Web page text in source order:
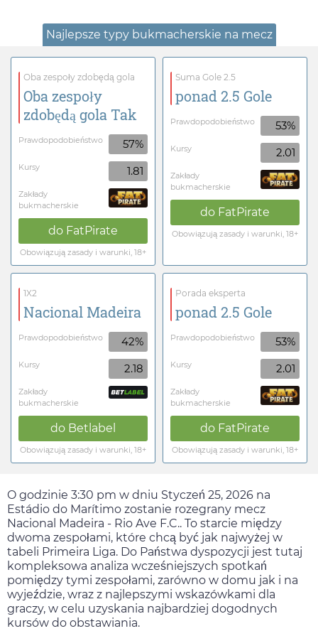
Najlepsze typy bukmacherskie na mecz
Oba zespoły zdobędą gola
Oba zespoły
zdobędą gola Tak
Prawdopodobieństwo 57%
Kursy 1.81
Zakłady
bukmacherskie
do FatPirate
Obowiązują zasady i warunki, 18+
Suma Gole 2.5
ponad 2.5 Gole
Prawdopodobieństwo 53%
Kursy 2.01
Zakłady
bukmacherskie
do FatPirate
Obowiązują zasady i warunki, 18+
1X2
Nacional Madeira
Prawdopodobieństwo 42%
Kursy 2.18
Zakłady
bukmacherskie
do Betlabel
Obowiązują zasady i warunki, 18+
Porada eksperta
ponad 2.5 Gole
Prawdopodobieństwo 53%
Kursy 2.01
Zakłady
bukmacherskie
do FatPirate
Obowiązują zasady i warunki, 18+
O godzinie 3:30 pm w dniu Styczeń 25, 2026 na
Estádio do Marítimo zostanie rozegrany mecz
Nacional Madeira - Rio Ave F.C.. To starcie między
dwoma zespołami, które chcą być jak najwyżej w
tabeli Primeira Liga. Do Państwa dyspozycji jest tutaj
kompleksowa analiza wcześniejszych spotkań
pomiędzy tymi zespołami, zarówno w domu jak i na
wyjeździe, wraz z najlepszymi wskazówkami dla
graczy, w celu uzyskania najbardziej dogodnych
kursów do obstawiania.